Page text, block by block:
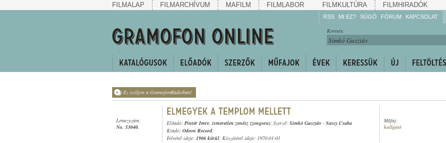
FILMALAP FILMARCHÍVUM MAFILM FILMLABOR FILMKULTÚRA FILMHIRADÓK
RSS MI EZ? SÚGÓ
Gyarapítsa!
Kövesse!
FÓRUM KAPCSOLAT
Keresés:
Ez szóljon a GramofonRádióban!
Lemezszám:
No. 53040.
Előadó: Pintér Imre, ismeretlen zenész (zongora); Szerző: Simkó Gusztáv - Sassy Csaba
Kiadó: Odeon Record;
Felvétel ideje: 1906 körül; Közzététel ideje: 1970-01-01
Műfaj:
hallgató